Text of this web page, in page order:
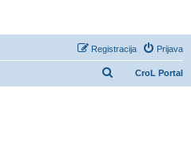
Prijava
Registracija
CroL Portal